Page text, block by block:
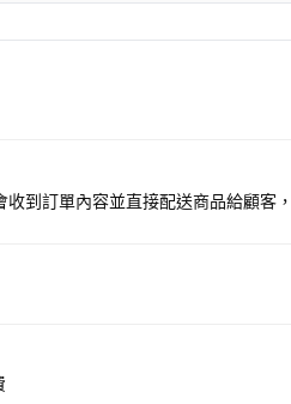
收到訂單內容並直接配送商品給顧